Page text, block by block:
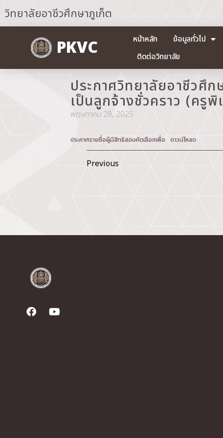
วิทยาลัยอาชีวศึกษาภูเก็ต
PKVC หน้าหลัก ข้อมูลทั่วไป
ติดต่อวิทยาลัย
ประกาศวิทยาลัยอาชีวศึ
เป็นลูกจ้างชั่วคราว (ครู
พฤษภาคม 28, 2025
ประกาศรายชื่อผู้มีสิทธิสอบคัดเลือกเพื่อ ดาวน์โหลด
Previous